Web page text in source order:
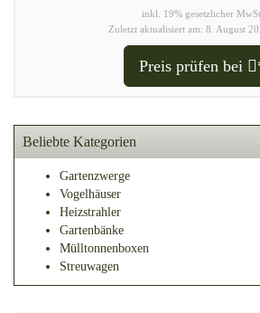
inkl. 19% gesetzlicher MwSt.
Zuletzt aktualisiert am: 8. August
Preis prüfen bei
Beliebte Kategorien
Gartenzwerge
Vogelhäuser
Heizstrahler
Gartenbänke
Mülltonnenboxen
Streuwagen